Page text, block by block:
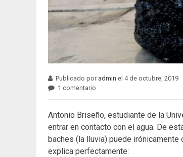
Publicado por admin el 4 de octubre, 2019
1 comentario
Antonio Briseño, estudiante de la
entrar en contacto con el agua. De
baches (la lluvia) puede
explica perfectamente: